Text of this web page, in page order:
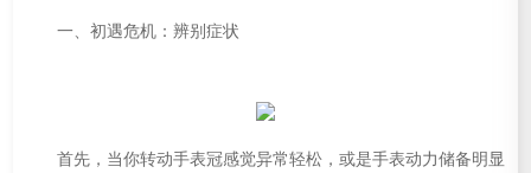
一、初遇危机：辨别症状
首先，当你转动手表冠感觉异常轻松，或是手表动力储备明显